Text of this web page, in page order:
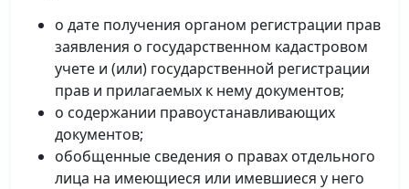
о дате получения органом регистрации прав
заявления о государственном кадастровом
учете и (или) государственной регистрации
прав и прилагаемых к нему документов;
о содержании правоустанавливающих
документов;
обобщенные сведения о правах отдельного
лица на имеющиеся или имевшиеся у него